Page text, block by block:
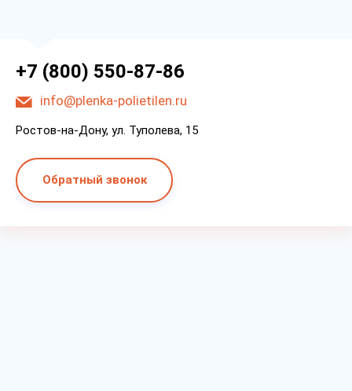
+7 (800) 550-87-86
info@plenka-polietilen.ru
Ростов-на-Дону, ул. Туполева, 15
Обратный звонок